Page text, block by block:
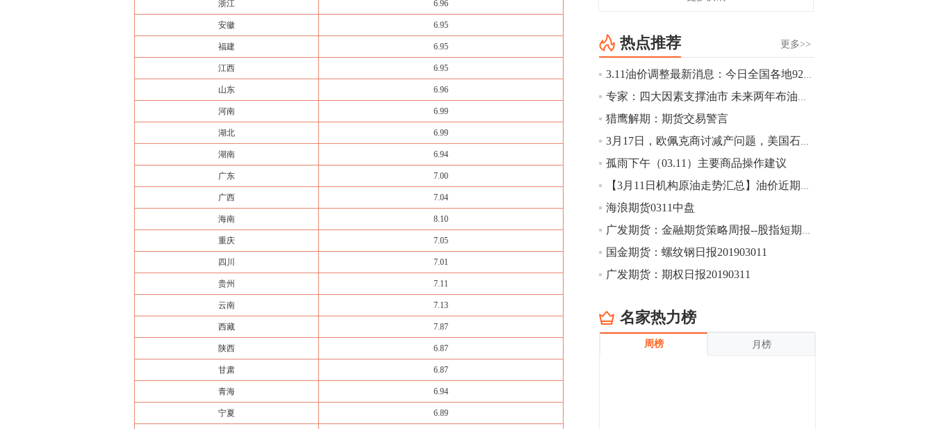
浙江 6.96
安徽 6.95
福建 6.95
江西 6.95
山东 6.96
河南 6.99
湖北 6.99
湖南 6.94
广东 7.00
广西 7.04
海南 8.10
重庆 7.05
四川 7.01
贵州 7.11
云南 7.13
西藏 7.87
陕西 6.87
甘肃 6.87
青海 6.94
宁夏 6.89
跌幅达6%，报689.5元/吨，刷新近两个月
低位。
14:20
方正有色研究团队：高度重视贵金属的阶
段性机会。自年初以来沪金上涨16.93%，
立涨势，白银将开启补涨，且涨幅超过黄
金，金银比有望高位回归。
13:55
豆二期货主力合约涨停，涨幅达3.98%，报
CBOT大豆期货市场上涨，11月期约收高
影响，夜盘连粕高位窄幅震荡，建议短线
操作为主。 ...
13:54
8月5日消息，内外盘贵金属强劲走升，沪
金主力合约涨停，涨幅3.99%，报334.00
更多>>
热点推荐
3.11油价调整最新消息：今日全国各地92号汽油价格查询一览
专家：四大因素支撑油市 未来两年布油上看80美元
猎鹰解期：期货交易警言
3月17日，欧佩克商讨减产问题，美国石油进口创新低？
孤雨下午（03.11）主要商品操作建议
【3月11日机构原油走势汇总】油价近期面临方向选择 今日油价多少钱一桶？
海浪期货0311中盘
广发期货：金融期货策略周报--股指短期波动加大，国债短期继续观望-20190311
国金期货：螺纹钢日报201903011
广发期货：期权日报20190311
名家热力榜
周榜 月榜